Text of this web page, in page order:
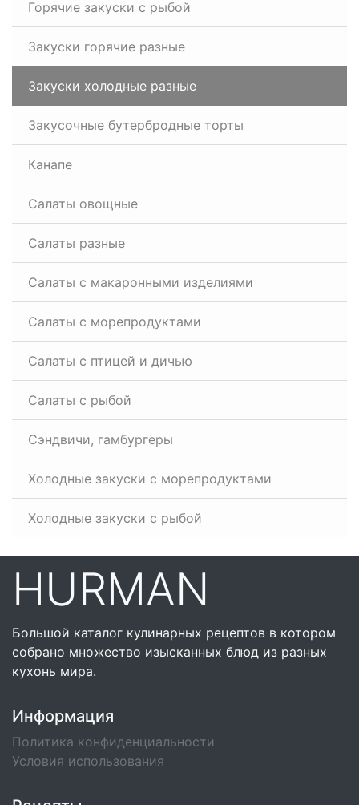
Горячие закуски с рыбой
Закуски горячие разные
Закуски холодные разные
Закусочные бутербродные торты
Канапе
Салаты овощные
Салаты разные
Салаты с макаронными изделиями
Салаты с морепродуктами
Салаты с птицей и дичью
Салаты с рыбой
Сэндвичи, гамбургеры
Холодные закуски с морепродуктами
Холодные закуски с рыбой
HURMAN
Большой каталог кулинарных рецептов в котором
собрано множество изысканных блюд из разных
кухонь мира.
Информация
Политика конфиденциальности
Условия использования